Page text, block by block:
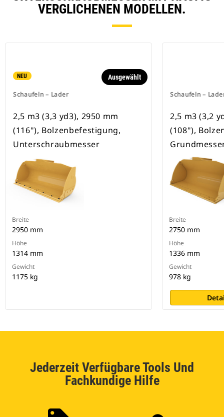
VERGLICHENEN MODELLEN.
NEU
Schaufeln – Lader
Ausgewählt
2,5 m3 (3,3 yd3), 2950 mm
(116"), Bolzenbefestigung,
Unterschraubmesser
Breite
2950 mm
Höhe
1314 mm
Gewicht
1175 kg
Schaufeln –
2,5 m3 (3,2
(108"),
Breite
2750 mm
Höhe
1336 mm
Gewicht
978 kg
Jederzeit Verfügbare Tools Und
Fachkundige Hilfe